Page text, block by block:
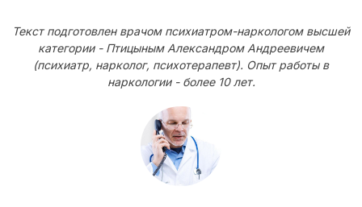
Текст подготовлен врачом психиатром-наркологом высшей
категории - Птицыным Александром Андреевичем
(психиатр, нарколог, психотерапевт). Опыт работы в
наркологии - более 10 лет.